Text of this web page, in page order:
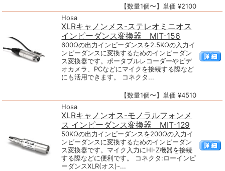
【数量1個〜】単価 ¥2100
Hosa
XLRキャノンメス-ステレオミニオス
インピーダンス変換器 MIT-156
600Ωの出力インピーダンスを2.5KΩの入力イ
ンピーダンスに変換するためのインピーダン
ス変換器です。ポータブルレコーダーやビデ
オカメラ、PCなどにマイクを接続する際など
にも活用できます。 コネクタ...
【数量1個〜】単価 ¥4510
Hosa
XLRキャノンオス-モノラルフォンメ
ス インピーダンス変換器 MIT-129
50KΩの出力インピーダンスを200Ωの入力イ
ンピーダンスに変換するためのインピーダン
ス変換器です。マイク入力にHI-Z機器を接続
する際などに便利です。 コネクタ:ローインピ
ーダンスXLR(オス)-...